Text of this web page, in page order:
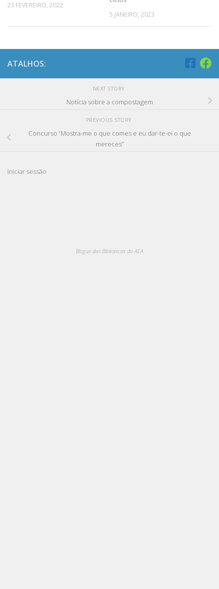
23 FEVEREIRO, 2022
5 JANEIRO, 2023
ATALHOS:
NEXT STORY
Notícia sobre a compostagem
PREVIOUS STORY
Concurso “Mostra-me o que comes e eu dar-te-ei o que
mereces”
Iniciar sessão
Blogue das Bibliotecas do AEA